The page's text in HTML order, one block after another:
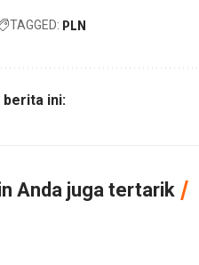
TAGGED: PLN
berita ini:
Anda juga tertarik